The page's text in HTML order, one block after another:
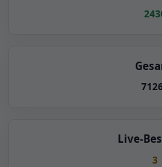
Live-
3